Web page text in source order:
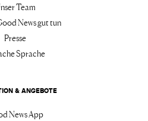
Team
News gut tun
Presse
Sprache
& ANGEBOTE
News App